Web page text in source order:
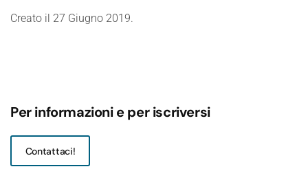
Creato il 27 Giugno 2019.
Per informazioni e per iscriversi
Contattaci!